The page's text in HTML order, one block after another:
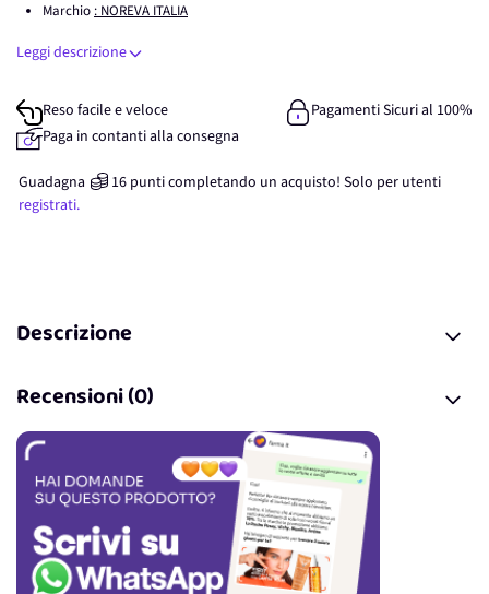
Marchio : NOREVA ITALIA
Leggi descrizione
Reso facile e veloce
Pagamenti Sicuri al 100%
Paga in contanti alla consegna
Guadagna 16 punticompletando un acquisto! Solo per utenti
registrati.
Descrizione
Recensioni (0)